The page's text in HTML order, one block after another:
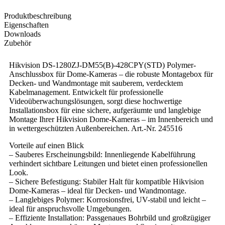
Produktbeschreibung
Eigenschaften
Downloads
Zubehör
Hikvision DS-1280ZJ-DM55(B)-428CPY(STD) Polymer-
Anschlussbox für Dome-Kameras – die robuste Montagebox für
Decken- und Wandmontage mit sauberem, verdecktem
Kabelmanagement. Entwickelt für professionelle
Videoüberwachungslösungen, sorgt diese hochwertige
Installationsbox für eine sichere, aufgeräumte und langlebige
Montage Ihrer Hikvision Dome-Kameras – im Innenbereich und
in wettergeschützten Außenbereichen. Art.-Nr. 245516
Vorteile auf einen Blick
– Sauberes Erscheinungsbild: Innenliegende Kabelführung
verhindert sichtbare Leitungen und bietet einen professionellen
Look.
– Sichere Befestigung: Stabiler Halt für kompatible Hikvision
Dome-Kameras – ideal für Decken- und Wandmontage.
– Langlebiges Polymer: Korrosionsfrei, UV-stabil und leicht –
ideal für anspruchsvolle Umgebungen.
– Effiziente Installation: Passgenaues Bohrbild und großzügiger